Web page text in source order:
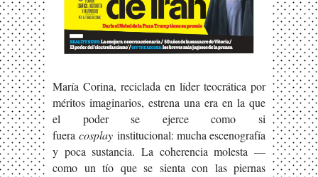
María Corina, reciclada en líder teocrática por
méritos imaginarios, estrena una era en la que
el poder se ejerce como si
fueracosplay institucional: mucha escenografía
y poca sustancia. La coherencia molesta —
como un tío que se sienta con las piernas